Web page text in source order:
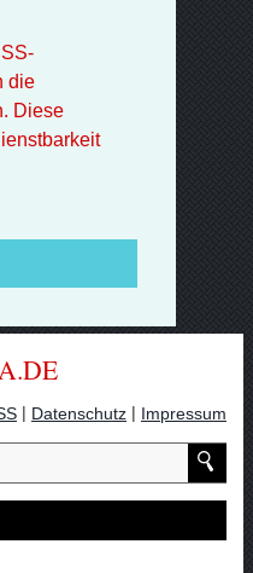
die
Diese
| Datenschutz | Impressum